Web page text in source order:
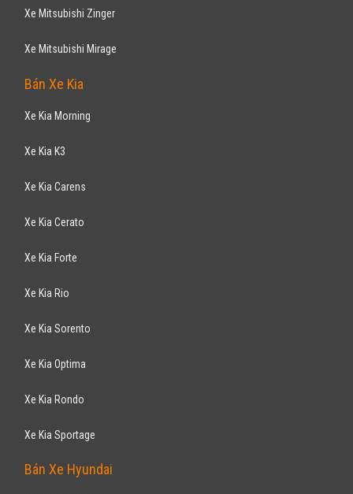
Xe Mitsubishi Zinger
Xe Mitsubishi Mirage
Bán Xe Kia
Xe Kia Morning
Xe Kia K3
Xe Kia Carens
Xe Kia Cerato
Xe Kia Forte
Xe Kia Rio
Xe Kia Sorento
Xe Kia Optima
Xe Kia Rondo
Xe Kia Sportage
Bán Xe Hyundai